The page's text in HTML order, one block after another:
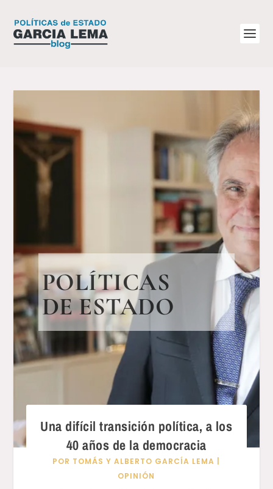
POLÍTICAS
DE ESTADO
Una difícil transición política, a los
40 años de la democracia
POR TOMÁS Y ALBERTO GARCÍA LEMA
OPINIÓN